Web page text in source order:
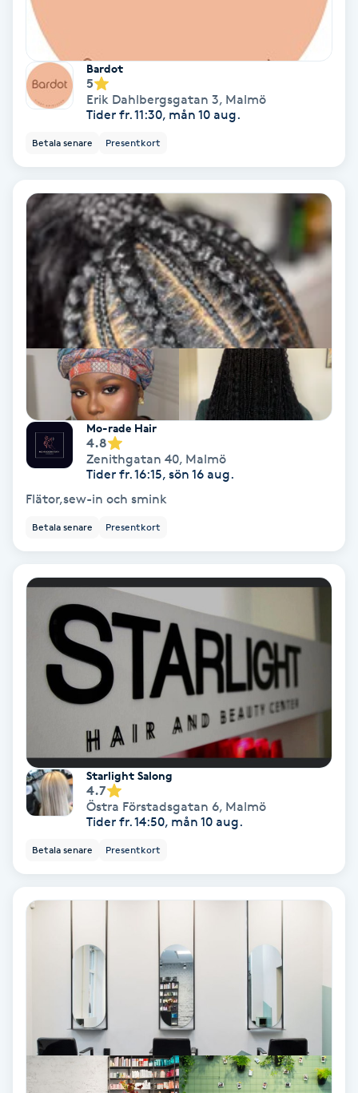
Sockring
Spa
Spa manikyr & pedikyr
Spa-manikyr
Spraytan
Stylist
Sugaring
Svensk massage
Svettbehandling
Tuina-massage
Tandläkare
Tatuering
Tatueringsborttagning
Thaimassage
Torr hårbotten
Torrborstning
Triggerpunktsmassage
Träning
Bardot
5
Erik Dahlbergsgatan 3, Malmö
Tider fr. 11:30, mån 10 aug.
Betala senare Presentkort
Mo-rade Hair
4.8
Zenithgatan 40, Malmö
Tider fr. 16:15, sön 16 aug.
Flätor,sew-in och smink
Betala senare Presentkort
Starlight Salong
4.7
Östra Förstadsgatan 6, Malmö
Tider fr. 14:50, mån 10 aug.
Betala senare Presentkort